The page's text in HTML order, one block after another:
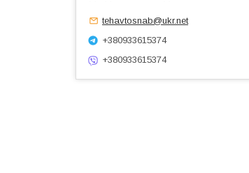
tehavtosnab@ukr.net
+380933615374
+380933615374